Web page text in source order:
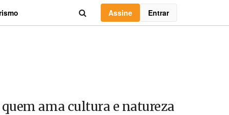
Assine Entrar
ama cultura e natureza